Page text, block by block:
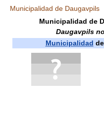
Municipalidad de Daugavpils
Municipalidad de
Daugavpils
Municipalidad de